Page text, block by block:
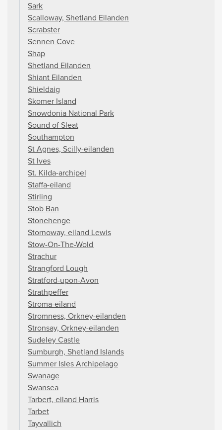
Sark
Scalloway, Shetland Eilanden
Scrabster
Sennen Cove
Shap
Shetland Eilanden
Shiant Eilanden
Shieldaig
Skomer Island
Snowdonia National Park
Sound of Sleat
Southampton
St Agnes, Scilly-eilanden
St Ives
St. Kilda-archipel
Staffa-eiland
Stirling
Stob Ban
Stonehenge
Stornoway, eiland Lewis
Stow-On-The-Wold
Strachur
Strangford Lough
Stratford-upon-Avon
Strathpeffer
Stroma-eiland
Stromness, Orkney-eilanden
Stronsay, Orkney-eilanden
Sudeley Castle
Sumburgh, Shetland Islands
Summer Isles Archipelago
Swanage
Swansea
Tarbert, eiland Harris
Tarbet
Tayvallich